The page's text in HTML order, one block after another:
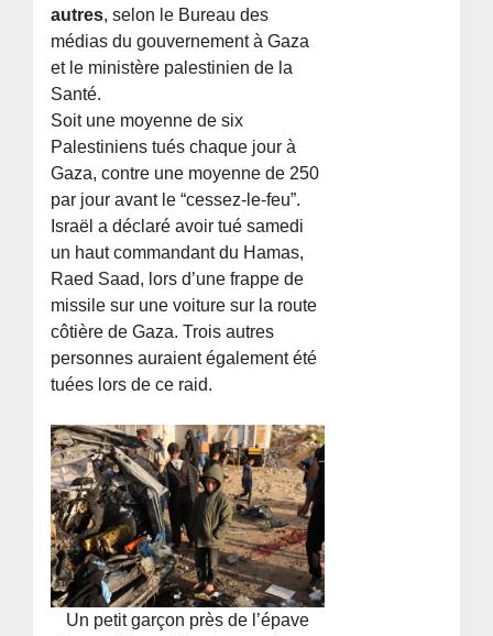
autres, selon le Bureau des
médias du gouvernement à Gaza
et le ministère palestinien de la
Santé.
Soit une moyenne de six
Palestiniens tués chaque jour à
Gaza, contre une moyenne de 250
par jour avant le “cessez-le-feu”.
Israël a déclaré avoir tué samedi
un haut commandant du Hamas,
Raed Saad, lors d’une frappe de
missile sur une voiture sur la route
côtière de Gaza. Trois autres
personnes auraient également été
tuées lors de ce raid.
Un petit garçon près de l’épave